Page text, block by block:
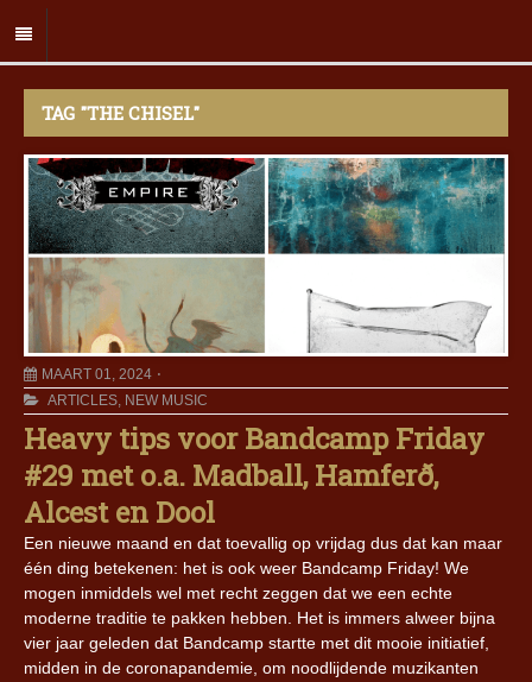
TAG "THE CHISEL"
MAART 01, 2024
ARTICLES, NEW MUSIC
Heavy tips voor Bandcamp Friday
#29 met o.a. Madball, Hamferð,
Alcest en Dool
Een nieuwe maand en dat toevallig op vrijdag dus dat kan maar
één ding betekenen: het is ook weer Bandcamp Friday! We
mogen inmiddels wel met recht zeggen dat we een echte
moderne traditie te pakken hebben. Het is immers alweer bijna
vier jaar geleden dat Bandcamp startte met dit mooie initiatief,
midden in de coronapandemie, om noodlijdende muzikanten